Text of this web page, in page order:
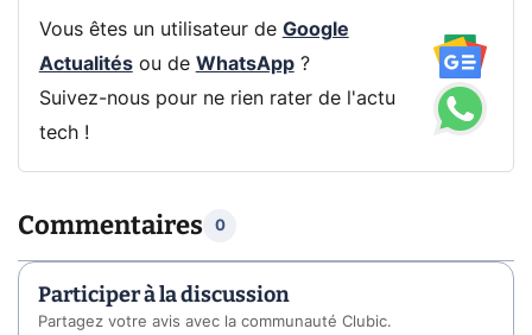
Vous êtes un utilisateur de Google
Actualitésou de WhatsApp?
Suivez-nous pour ne rien rater de l'actu
tech !
Commentaires 0
Participer à la discussion
Partagez votre avis avec la communauté Clubic.